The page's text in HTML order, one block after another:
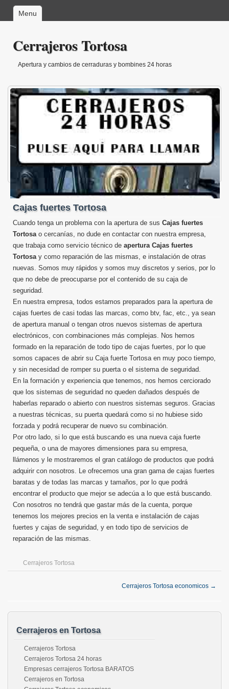
Menu
Cerrajeros Tortosa
Apertura y cambios de cerraduras y bombines 24 horas
Cajas fuertes Tortosa
Cuando tenga un problema con la apertura de sus Cajas fuertes
Tortosao cercanías, no dude en contactar con nuestra empresa,
que trabaja como servicio técnico de apertura Cajas fuertes
Tortosay como reparación de las mismas, e instalación de otras
nuevas. Somos muy rápidos y somos muy discretos y serios, por lo
que no debe de preocuparse por el contenido de su caja de
seguridad.
En nuestra empresa, todos estamos preparados para la apertura de
cajas fuertes de casi todas las marcas, como btv, fac, etc., ya sean
de apertura manual o tengan otros nuevos sistemas de apertura
electrónicos, con combinaciones más complejas. Nos hemos
formado en la reparación de todo tipo de cajas fuertes, por lo que
somos capaces de abrir su Caja fuerte Tortosa en muy poco tiempo,
y sin necesidad de romper su puerta o el sistema de seguridad.
En la formación y experiencia que tenemos, nos hemos cerciorado
que los sistemas de seguridad no queden dañados después de
haberlas reparado o abierto con nuestros sistemas seguros. Gracias
a nuestras técnicas, su puerta quedará como si no hubiese sido
forzada y podrá recuperar de nuevo su combinación.
Por otro lado, si lo que está buscando es una nueva caja fuerte
pequeña, o una de mayores dimensiones para su empresa,
llámenos y le mostraremos el gran catálogo de productos que podrá
adquirir con nosotros. Le ofrecemos una gran gama de cajas fuertes
baratas y de todas las marcas y tamaños, por lo que podrá
encontrar el producto que mejor se adecúa a lo que está buscando.
Con nosotros no tendrá que gastar más de la cuenta, porque
tenemos los mejores precios en la venta e instalación de cajas
fuertes y cajas de seguridad, y en todo tipo de servicios de
reparación de las mismas.
Cerrajeros Tortosa
Cerrajeros Tortosa economicos →
Cerrajeros en Tortosa
Cerrajeros Tortosa
Cerrajeros Tortosa 24 horas
Empresas cerrajeros Tortosa BARATOS
Cerrajeros en Tortosa